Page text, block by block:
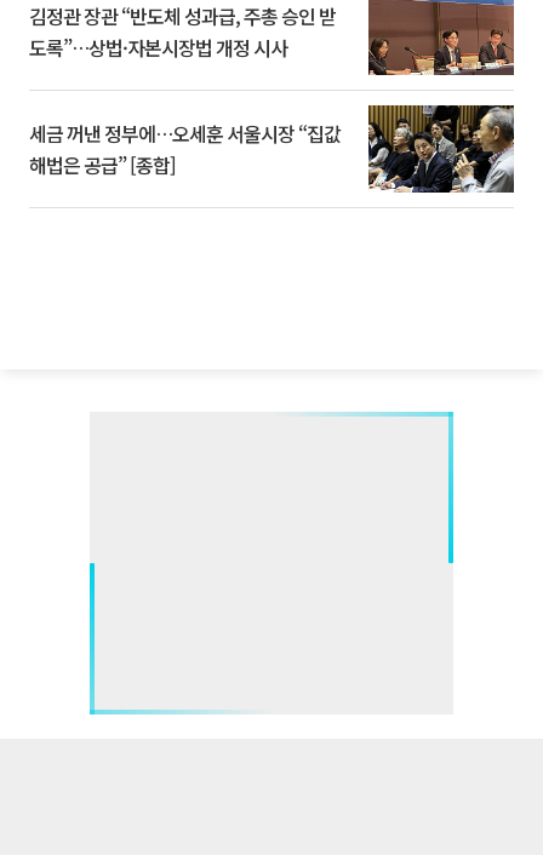
김정관 장관 “반도체 성과급, 주총 승인 받
도록”…상법·자본시장법 개정 시사
세금 꺼낸 정부에…오세훈 서울시장 “집값
해법은 공급” [종합]